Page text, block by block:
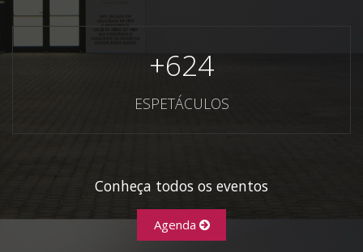
+624
ESPETÁCULOS
Conheça todos os eventos
Agenda